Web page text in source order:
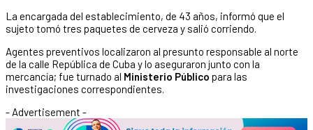
La encargada del establecimiento, de 43 años, informó que el
sujeto tomó tres paquetes de cerveza y salió corriendo.
Agentes preventivos localizaron al presunto responsable al norte
de la calle República de Cuba y lo aseguraron junto con la
mercancía; fue turnado al Ministerio Público para las
investigaciones correspondientes.
- Advertisement -